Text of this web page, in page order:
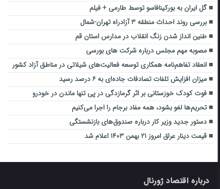
گل ایران به بورکینافاسو توسط طارمی + فیلم
بررسی روند احداث منطقه ۳ آزادراه تهران-شمال
طنین انداز شدن زنگ انقلاب در مدارس استان قم
مصوبه مهم مجلس درباره شرکت های بورسی
انعقاد تفاهم‌نامه همکاری توسعه فعالیت‌های شیلاتی در مناطق آزاد کشور
میزان افزایش تلفات تصادفات جاده‌ای به ۶ درصد رسید
فوت کودک خوزستانی بر اثر گرمازدگی در پی تنها ماندن در خودرو
تحریم‌ها لغو بشود، همۀ مفاد برجام را اجرا می‌کنیم
دستور جدید وزیر کار درباره صندوق‌های بازنشستگی
قیمت دینار عراق امروز ۲۱ بهمن ۱۴۰۳ اعلام شد
درباره اقتصاد ژورنال